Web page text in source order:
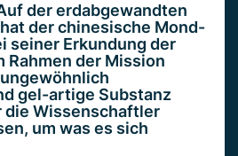
der erdabgewandten
der chinesische Mond-
seiner Erkundung der
Rahmen der Mission
ungewöhnlich
gel-artige Substanz
die Wissenschaftler
um was es sich